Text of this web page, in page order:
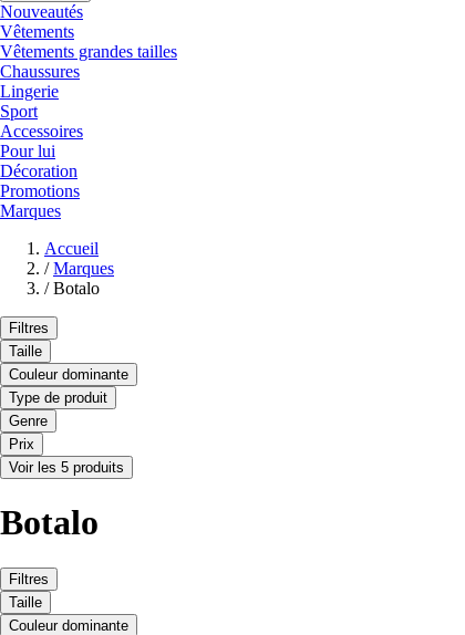
Nouveautés
Vêtements
Vêtements grandes tailles
Chaussures
Lingerie
Sport
Accessoires
Pour lui
Décoration
Promotions
Marques
Accueil
/ Marques
/ Botalo
Filtres
Taille
Couleur dominante
Type de produit
Genre
Prix
Voir les 5 produits
Botalo
Filtres
Taille
Couleur dominante